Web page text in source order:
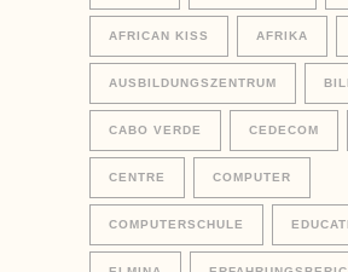
AFRICAN KISS AFRIKA
AUSBILDUNGSZENTRUM
CABO VERDE CEDECOM
CENTRE COMPUTER
COMPUTERSCHULE